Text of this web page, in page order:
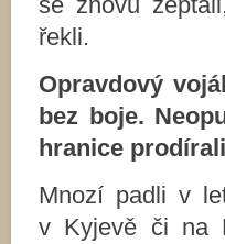
řekli.
Opravdový
bez boje.
hranice
Mnozí padli v
v Kyjevě či na